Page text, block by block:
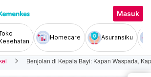
Masuk
Homecare Asuransiku
Benjolan di Kepala Bayi: Kapan Waspada,